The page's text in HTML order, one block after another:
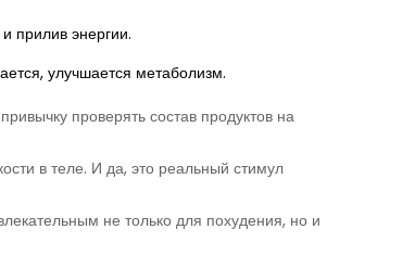
прилив энергии.
улучшается метаболизм.
проверять состав продуктов на
в теле. И да, это реальный стимул
не только для похудения, но и